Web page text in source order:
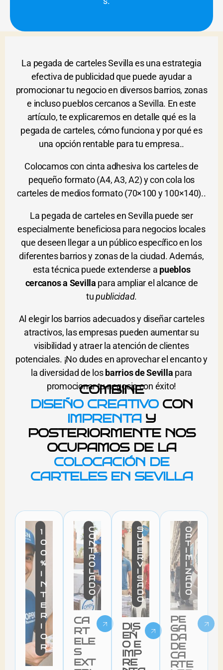
La pegada de carteles Sevilla es una estrategia
efectiva de publicidad que puede ayudar a
promocionar tu negocio en diversos barrios, zonas
e incluso pueblos cercanos a Sevilla. En este
artículo, te explicaremos en detalle qué es la
pegada de carteles, cómo funciona y por qué es
una opción rentable para tu empresa..
Colocamos con cinta adhesiva los carteles de
pequeño formato (A4, A3, A2) y con cola los
carteles de medios formato (70×100 y 100×140)..
La pegada de carteles en Sevilla puede ser
especialmente beneficiosa para negocios locales
que deseen llegar a un público específico en los
diferentes barrios y zonas de la ciudad. Además,
esta técnica puede extenderse a pueblos
cercanos a Sevilla para ampliar el alcance de
tupublicidad.
Al elegir los barrios adecuados y diseñar carteles
atractivos, las empresas pueden aumentar su
visibilidad y atraer la atención de clientes
potenciales. ¡No dudes en aprovechar el encanto y
la diversidad de los barrios de Sevilla para
promocionar tu negocio con éxito!
COMBINE
DISEÑO CREATIVOCON
IMPRENTA Y
POSTERIORMENTE NOS
OCUPAMOS DE LA
COLOCACIÓN DE
CARTELES EN SEVILLA
1
0
0
%
I
N
T
E
R
I
O
R
C
O
N
T
R
O
L
A
D
O
CA
RT
ELE
S
EXT
S
U
P
E
R
V
I
S
A
D
O
DIS
EÑ
O E
IMP
RE
O
P
T
I
M
I
Z
A
D
O
PE
GA
DA
DE
CA
RTE